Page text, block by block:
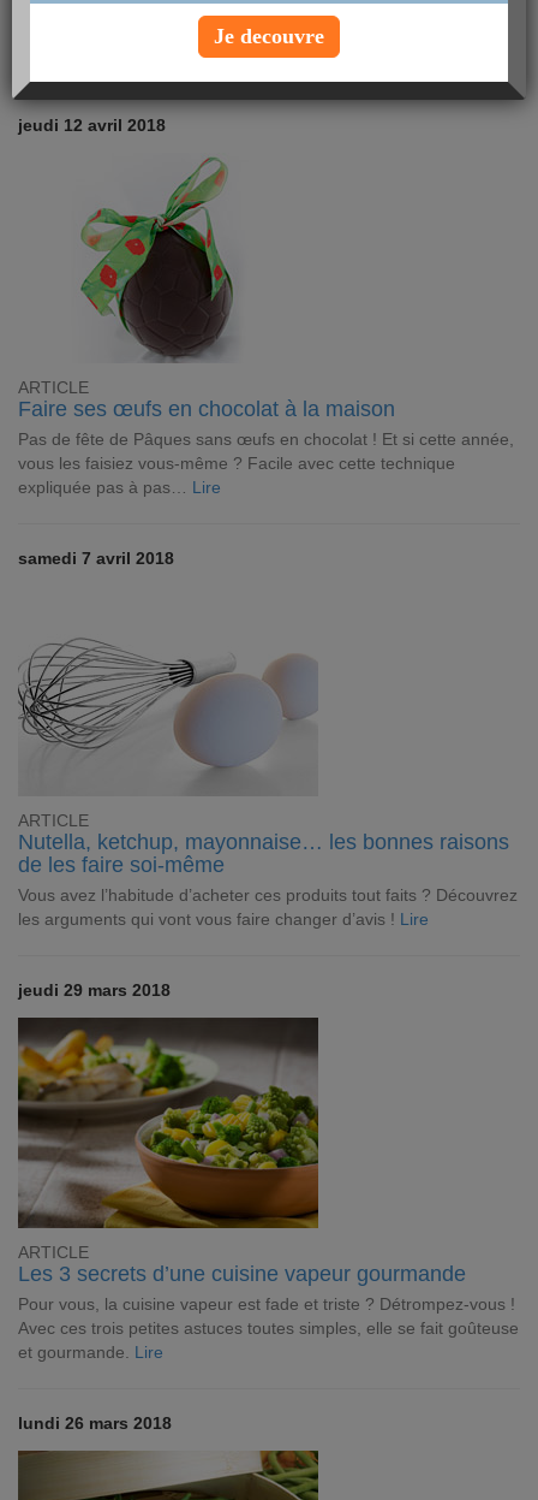
jeudi 12 avril 2018
ARTICLE
Faire ses œufs en chocolat à la maison
Pas de fête de Pâques sans œufs en chocolat ! Et si cette année,
vous les faisiez vous-même ? Facile avec cette technique
expliquée pas à pas… Lire
samedi 7 avril 2018
ARTICLE
Nutella, ketchup, mayonnaise… les bonnes raisons
de les faire soi-même
Vous avez l’habitude d’acheter ces produits tout faits ? Découvrez
les arguments qui vont vous faire changer d’avis ! Lire
jeudi 29 mars 2018
ARTICLE
Les 3 secrets d’une cuisine vapeur gourmande
Pour vous, la cuisine vapeur est fade et triste ? Détrompez-vous !
Avec ces trois petites astuces toutes simples, elle se fait goûteuse
et gourmande. Lire
lundi 26 mars 2018
Je decouvre